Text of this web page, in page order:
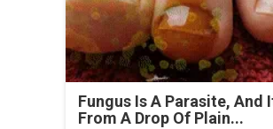
Fungus Is A Parasite, And
From A Drop Of Plain...